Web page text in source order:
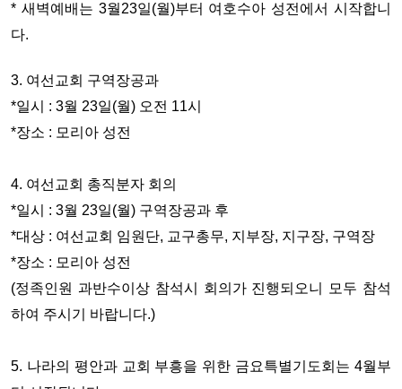
* 새벽예배 는 3월23일(월)부터 여호수아 성전에서 시작합니
다.
3. 여선교회 구역장공과
*일시 : 3월 23일(월) 오전 11시
*장소 : 모리아 성전
4. 여선교회 총직분자 회의
*일시 : 3월 23일(월) 구역장공과 후
*대상 : 여선교회 임원단, 교구총무, 지부장, 지구장, 구역장
*장소 : 모리아 성전
(정족인원 과반수이상 참석시 회의가 진행되오니 모두 참석
하여 주시기 바랍니다.)
5. 나라의 평안과 교회 부흥을 위한 금요특별기도회는 4월부